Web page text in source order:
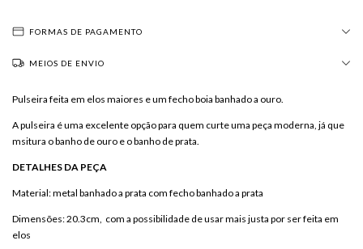
FORMAS DE PAGAMENTO
MEIOS DE ENVIO
Pulseira feita em elos maiores e um fecho boia banhado a ouro.
A pulseira é uma excelente opção para quem curte uma peça moderna, já que
msitura o banho de ouro e o banho de prata.
DETALHES DA PEÇA
Material: metal banhado a prata com fecho banhado a prata
Dimensões: 20.3cm, com a possibilidade de usar mais justa por ser feita em
elos